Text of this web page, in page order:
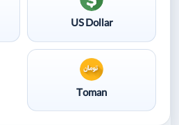
US Dollar
Toman